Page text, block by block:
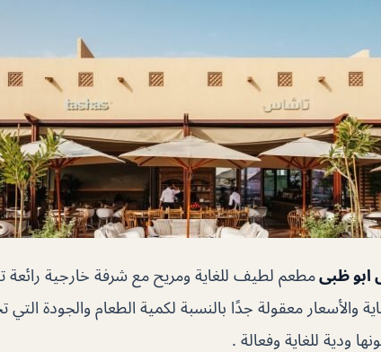
ظبىمطعم لطيف للغاية ومريح مع شرفة خارجية
والأسعار معقولة جدًا بالنسبة لكمية الطعام والجودة
ودية للغاية وفعالة .